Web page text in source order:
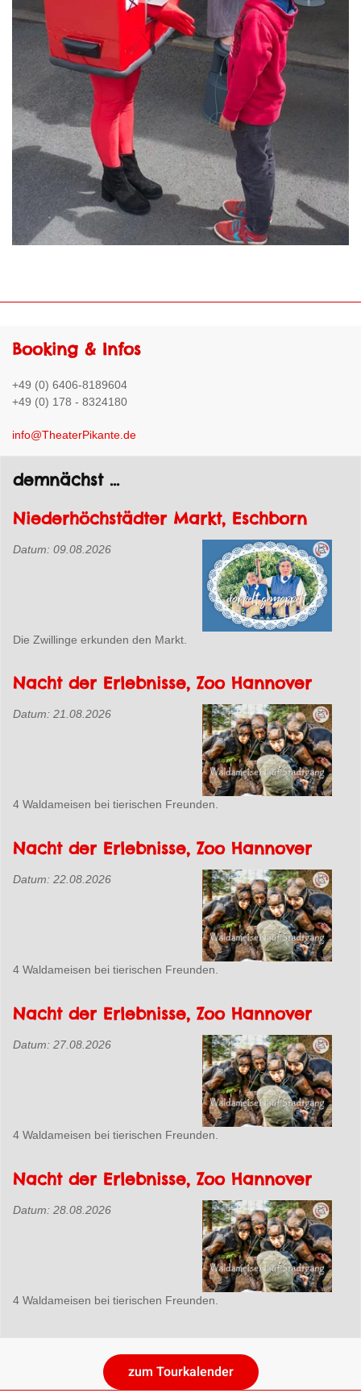
Booking & Infos
+49 (0) 6406-8189604
+49 (0) 178 - 8324180
info@TheaterPikante.de
demnächst ...
Niederhöchstädter Markt, Eschborn
Datum: 09.08.2026
Die Zwillinge erkunden den Markt.
Nacht der Erlebnisse, Zoo Hannover
Datum: 21.08.2026
4 Waldameisen bei tierischen Freunden.
Nacht der Erlebnisse, Zoo Hannover
Datum: 22.08.2026
4 Waldameisen bei tierischen Freunden.
Nacht der Erlebnisse, Zoo Hannover
Datum: 27.08.2026
4 Waldameisen bei tierischen Freunden.
Nacht der Erlebnisse, Zoo Hannover
Datum: 28.08.2026
4 Waldameisen bei tierischen Freunden.
zum Tourkalender